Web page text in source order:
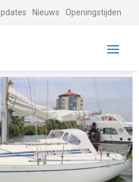
Nieuws Openingstijden